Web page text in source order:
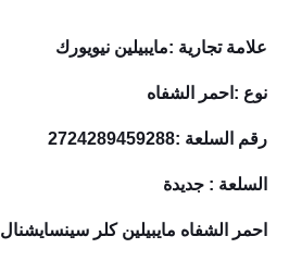
علامة تجارية :مايبيلين نيويورك
نوع :احمر الشفاه
رقم السلعة :2724289459288
السلعة : جديدة
احمر الشفاه مايبيلين كلر